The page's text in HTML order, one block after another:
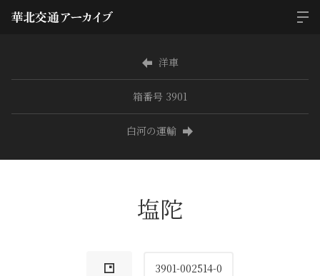
洋車
箱番号 3901
白河の運輸
塩陀
3901-002514-0